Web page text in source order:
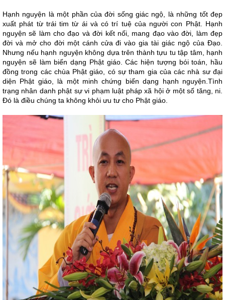
Hạnh nguyện là một phần của đời sống giác ngộ, là những tốt đẹp
xuất phát từ trái tim từ ái và có trí tuệ của người con Phật. Hạnh
nguyện sẽ làm cho đạo và đời kết nối, mang đạo vào đời, làm đẹp
đời và mở cho đời một cánh cửa đi vào gia tài giác ngộ của Đạo.
Nhưng nếu hạnh nguyện không dựa trên thành tựu tu tập tâm, hạnh
nguyện sẽ làm biến dạng Phật giáo. Các hiện tượng bói toán, hầu
đồng trong các chùa Phật giáo, có sự tham gia của các nhà sư đại
diện Phật giáo, là một minh chứng biến dạng hạnh nguyện.Tình
trạng nhân danh phật sự vi phạm luật pháp xã hội ở một số tăng, ni.
Đó là điều chúng ta không khỏi ưu tư cho Phật giáo.